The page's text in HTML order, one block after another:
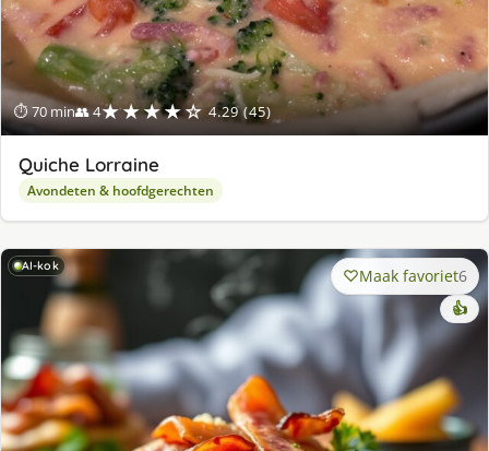
⏱ 70 min👥 4★★★★☆ 4.29 (45)
Quiche Lorraine
Avondeten & hoofdgerechten
AI-kok Maak favoriet6
👍